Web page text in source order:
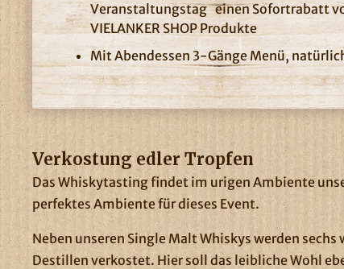
Veranstaltungstag einen Sofortrabatt
VIELANKER SHOP Produkte
Mit Abendessen 3-Gänge Menü,
Verkostung edler Tropfen
Das Whiskytasting findet im urigen Ambiente
perfektes Ambiente für dieses Event.
Neben unseren Single Malt Whiskys werden
Destillen verkostet. Hier soll das leibliche Wohl